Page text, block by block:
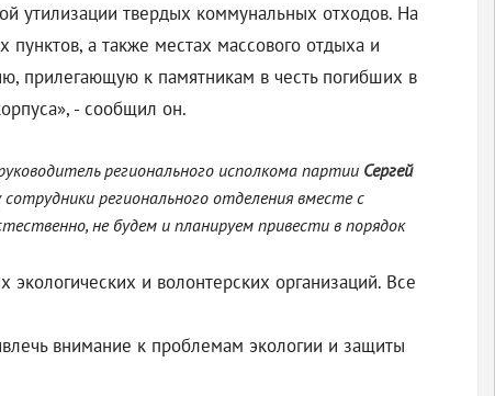
утилизации твердых коммунальных отходов. На
а также местах массового отдыха и
прилегающую к памятникам в честь погибших в
- сообщил он.
регионального исполкома партии Сергей
регионального отделения вместе с
не будем и планируем привести в порядок
и волонтерских организаций. Все
внимание к проблемам экологии и защиты